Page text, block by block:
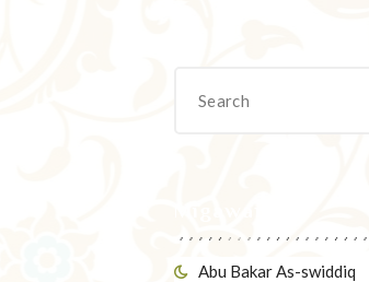
Abu Bakar As-swiddiq